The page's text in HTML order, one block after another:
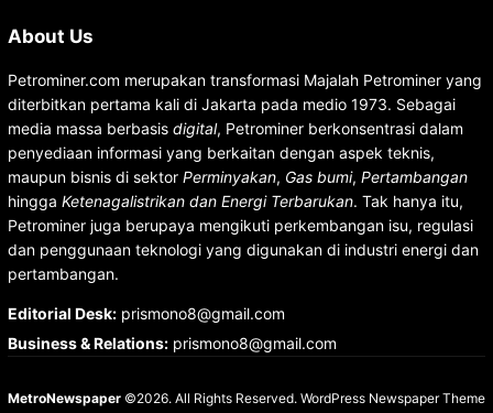
About Us
Petrominer.com merupakan transformasi Majalah Petrominer yang
diterbitkan pertama kali di Jakarta pada medio 1973. Sebagai
media massa berbasis digital, Petrominer berkonsentrasi dalam
penyediaan informasi yang berkaitan dengan aspek teknis,
maupun bisnis di sektor Perminyakan, Gas bumi, Pertambangan
hingga Ketenagalistrikan dan Energi Terbarukan. Tak hanya itu,
Petrominer juga berupaya mengikuti perkembangan isu, regulasi
dan penggunaan teknologi yang digunakan di industri energi dan
pertambangan.
Editorial Desk:prismono8@gmail.com
Business & Relations:prismono8@gmail.com
MetroNewspaper©2026. All Rights Reserved. WordPress Newspaper Theme